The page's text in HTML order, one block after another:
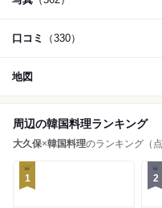
口コミ （330）
地図
周辺の韓国料理ランキング
大久保×韓国料理のランキング（
1 2